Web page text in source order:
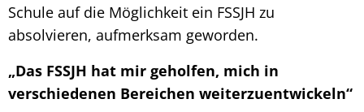
Schule auf die Möglichkeit ein FSSJH zu
absolvieren, aufmerksam geworden.
„Das FSSJH hat mir geholfen, mich in
verschiedenen Bereichen weiterzuentwickeln“